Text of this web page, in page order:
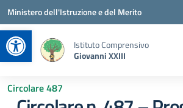
Apri la barra degli
Vai ai contenuti
Vai al menu di navigazione
Vai al footer
Ministero dell'Istruzione e del Merito
Istituto Comprensivo
Giovanni XXIII
Circolare 487